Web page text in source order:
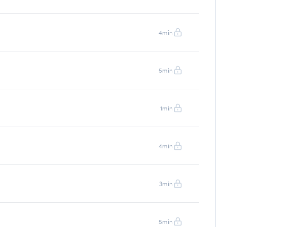
4min
5min
1min
4min
3min
5min